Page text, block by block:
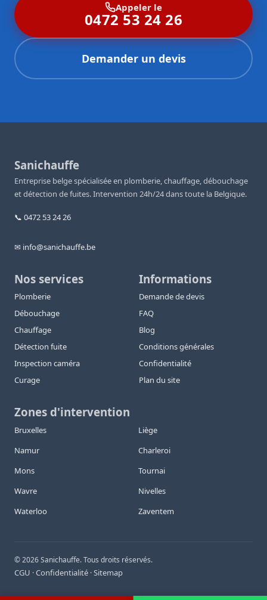
Appeler le
0472 53 24 26
Demander un devis
Sanichauffe
Entreprise belge spécialisée en plomberie, chauffage, débouchage
et détection de fuites. Intervention 24h/24 dans toute la Belgique.
📞 0472 53 24 26
✉ info@sanichauffe.be
Nos services
Plomberie
Débouchage
Chauffage
Détection fuite
Inspection caméra
Curage
Informations
Demande de devis
FAQ
Blog
Conditions générales
Confidentialité
Plan du site
Zones d'intervention
Bruxelles
Liège
Namur
Charleroi
Mons
Tournai
Wavre
Nivelles
Waterloo
Zaventem
©2026Sanichauffe. Tous droits réservés.
CGU ·Confidentialité ·Sitemap